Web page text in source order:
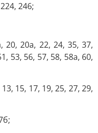
246;
20, 20а, 22, 24, 35, 37,
53, 56, 57, 58, 58а, 60,
15, 17, 19, 25, 27, 29,